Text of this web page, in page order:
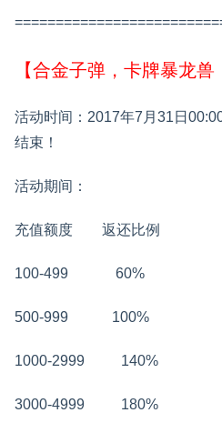
【合金子弹，卡牌暴龙兽
活动时间：2017年7月31日
结束！
活动期间：
充值额度 返还比例
100-499 60%
500-999 100%
1000-2999 140%
3000-4999 180%